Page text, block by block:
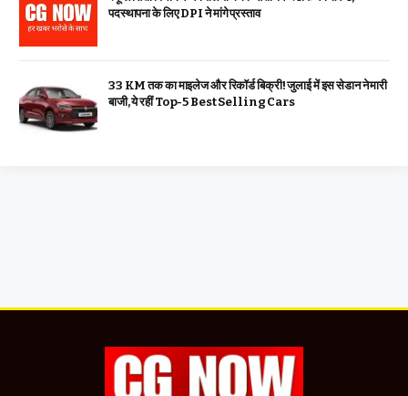
पदस्थापना के लिए DPI ने मांगे प्रस्ताव
33 KM तक का माइलेज और रिकॉर्ड बिक्री! जुलाई में इस सेडान ने मारी
बाजी, ये रहीं Top-5 Best Selling Cars